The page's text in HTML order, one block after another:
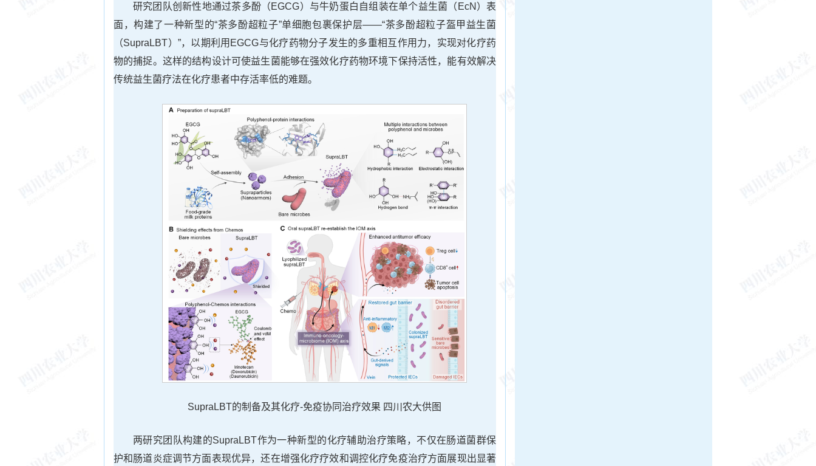
研究团队创新性地通过茶多酚（EGCG）与牛奶蛋白自组装在单个益生菌（EcN）表
面，构建了一种新型的“茶多酚超粒子”单细胞包裹保护层——“茶多酚超粒子盔甲益生菌
（SupraLBT）”，以期利用EGCG与化疗药物分子发生的多重相互作用力，实现对化疗药
物的捕捉。这样的结构设计可使益生菌能够在强效化疗药物环境下保持活性，能有效解决
传统益生菌疗法在化疗患者中存活率低的难题。
SupraLBT的制备及其化疗-免疫协同治疗效果 四川农大供图
两研究团队构建的SupraLBT作为一种新型的化疗辅助治疗策略，不仅在肠道菌群保
护和肠道炎症调节方面表现优异，还在增强化疗疗效和调控化疗免疫治疗方面展现出显著